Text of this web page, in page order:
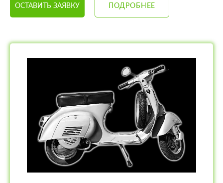
ОСТАВИТЬ ЗАЯВКУ ПОДРОБНЕЕ